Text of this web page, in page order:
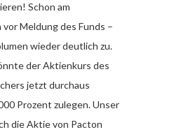
Schon am
Meldung des Funds –
wieder deutlich zu.
der Aktienkurs des
jetzt durchaus
Prozent zulegen. Unser
die Aktie von Pacton